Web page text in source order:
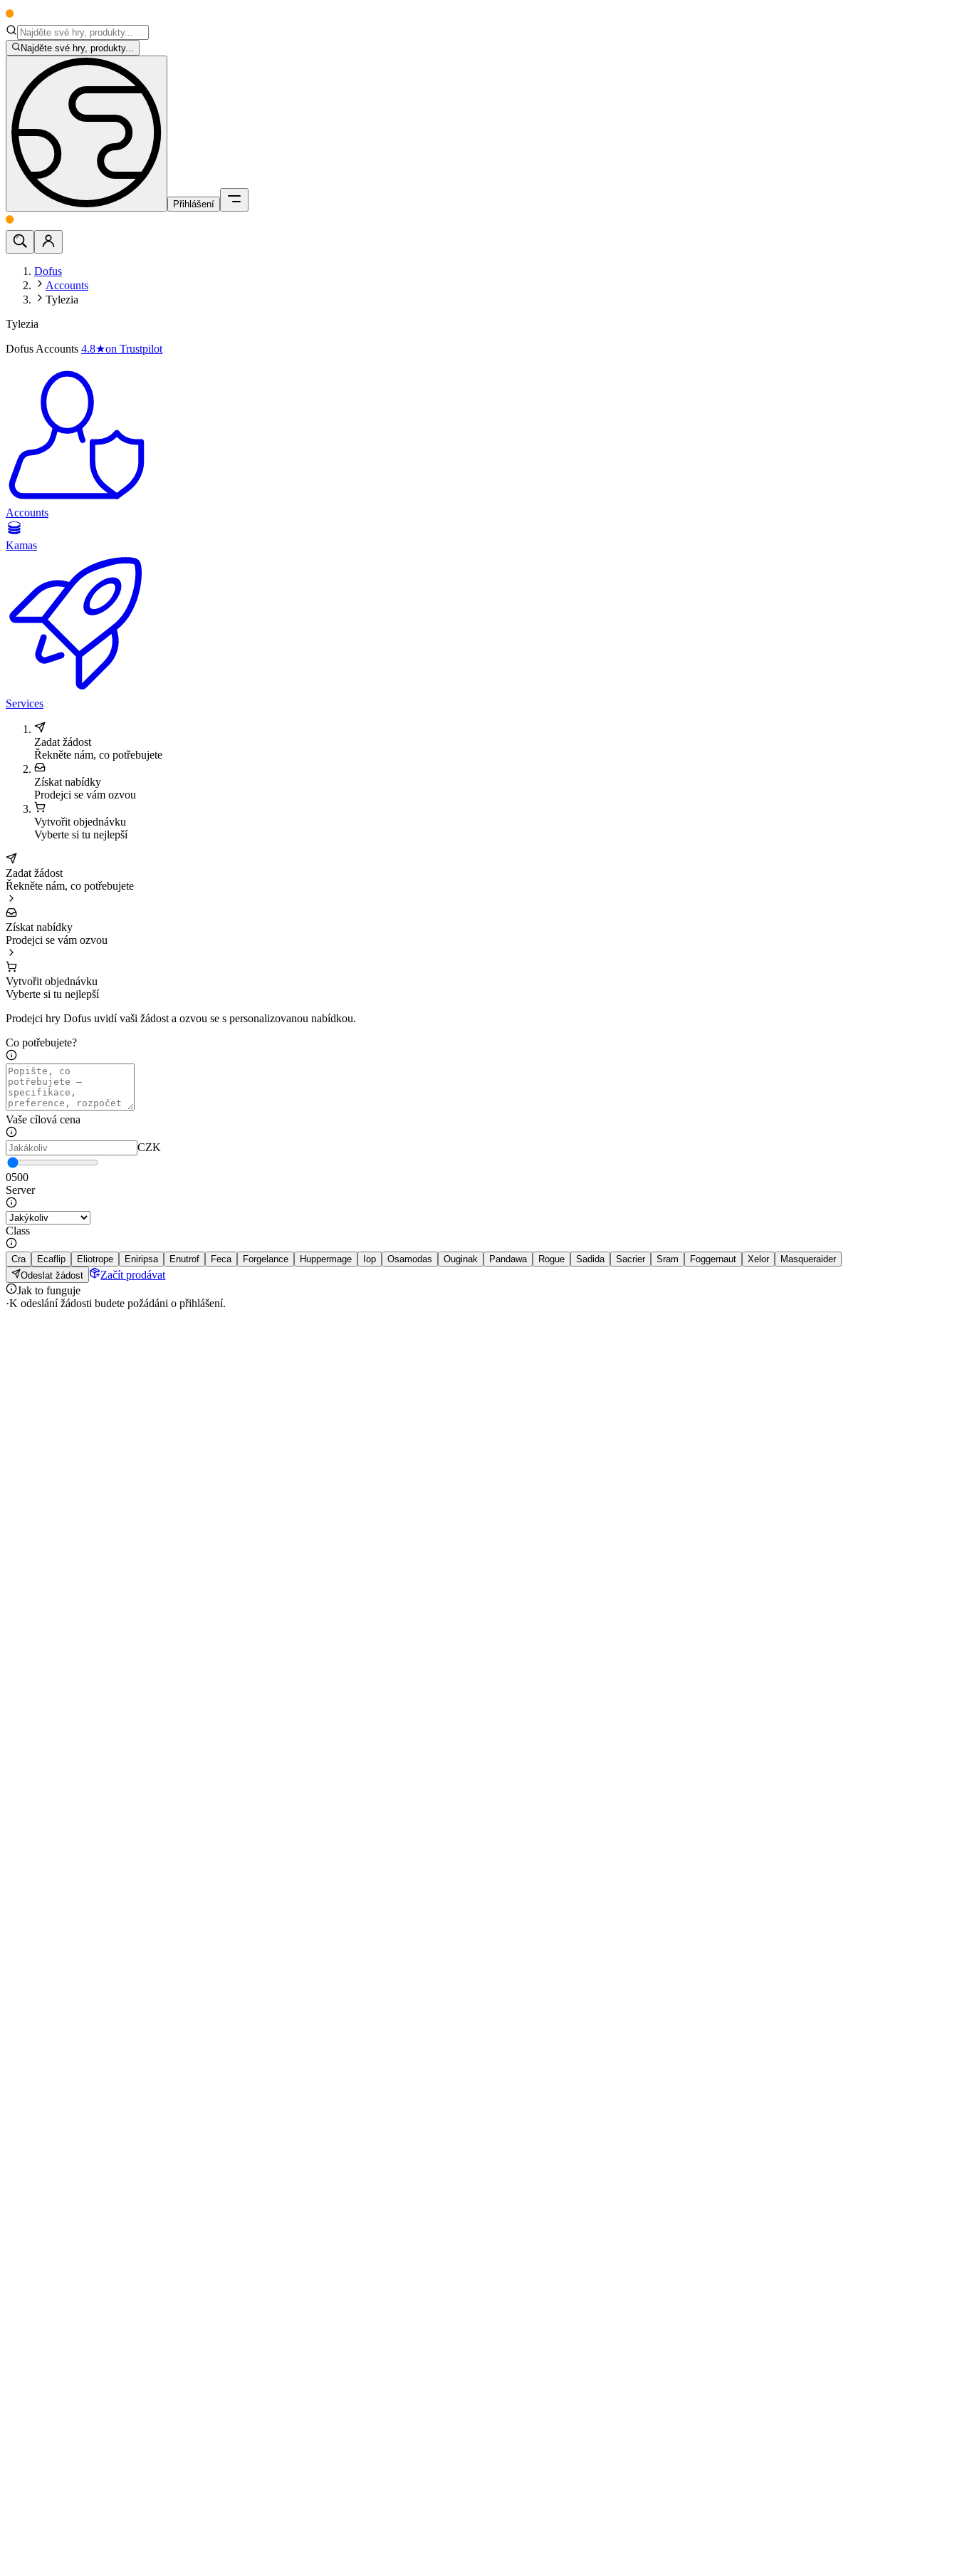
Najděte své hry, produkty...
Přihlášení
Dofus
Accounts
Tylezia
Tylezia
Dofus Accounts 4.8★on Trustpilot
Accounts
Kamas
Services
Zadat žádost
Řekněte nám, co potřebujete
Získat nabídky
Prodejci se vám ozvou
Vytvořit objednávku
Vyberte si tu nejlepší
Zadat žádost
Řekněte nám, co potřebujete
Získat nabídky
Prodejci se vám ozvou
Vytvořit objednávku
Vyberte si tu nejlepší
Prodejci hry Dofus uvidí vaši žádost a ozvou se s personalizovanou nabídkou.
Co potřebujete?
Vaše cílová cena
CZK
0500
Server
Class
Cra Ecaflip Eliotrope Eniripsa Enutrof Feca Forgelance Huppermage Iop Osamodas Ouginak Pandawa Rogue Sadida Sacrier Sram Foggernaut Xelor
Masqueraider
Odeslat žádost
Začít prodávat
Jak to funguje
·K odeslání žádosti budete požádáni o přihlášení.